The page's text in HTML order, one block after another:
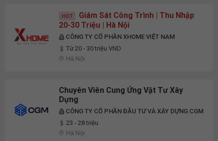
HOT
Giám Sát Công Trình | Thu Nhập
20-30 Triệu | Hà Nội
CÔNG TY CỔ PHẦN XHOME VIỆT NAM
Từ 20 - 30 triệu VND
Hà Nội
Chuyên Viên Cung Ứng Vật Tư Xây
Dựng
CÔNG TY CỔ PHẦN ĐẦU TƯ VÀ XÂY DỰNG CGM
23 - 28 triệu
Hà Nội